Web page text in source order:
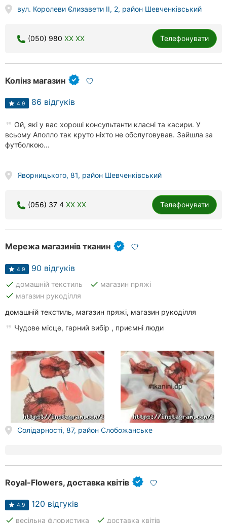
вул. Королеви Єлизавети ІІ, 2, район Шевченківський
(050) 980 XX XX Телефонувати
Колінз магазин
4.9 86 відгуків
Ой, які у вас хороші консультанти класні та касири. У
всьому Аполло так круто ніхто не обслуговував. Зайшла за
футболкою...
Яворницького, 81, район Шевченківський
(056) 37 4 XX XX Телефонувати
Мережа магазинів тканин
4.9 90 відгуків
done домашній текстиль done магазин пряжі
done магазин рукоділля
домашній текстиль, магазин пряжі, магазин рукоділля
Чудове місце, гарний вибір , приємні люди
Солідарності, 87, район Слобожанське
Royal-Flowers, доставка квітів
4.9 120 відгуків
done весільна флористика done доставка квітів